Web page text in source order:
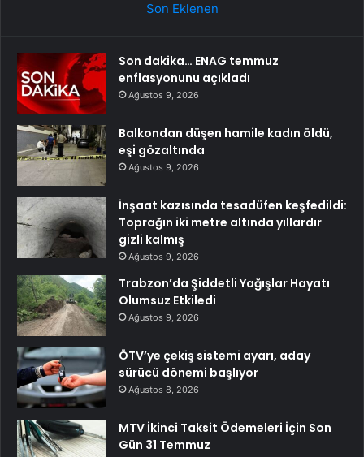
Son Eklenen
Son dakika… ENAG temmuz
enflasyonunu açıkladı
Ağustos 9, 2026
Balkondan düşen hamile kadın öldü,
eşi gözaltında
Ağustos 9, 2026
İnşaat kazısında tesadüfen keşfedildi:
Toprağın iki metre altında yıllardır
gizli kalmış
Ağustos 9, 2026
Trabzon’da Şiddetli Yağışlar Hayatı
Olumsuz Etkiledi
Ağustos 9, 2026
ÖTV’ye çekiş sistemi ayarı, aday
sürücü dönemi başlıyor
Ağustos 8, 2026
MTV İkinci Taksit Ödemeleri İçin Son
Gün 31 Temmuz